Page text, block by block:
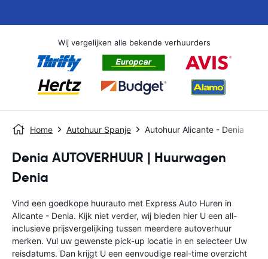
Wij vergelijken alle bekende verhuurders
Home Autohuur Spanje Autohuur Alicante - Denia
Denia AUTOVERHUUR | Huurwagen
Denia
Vind een goedkope huurauto met Express Auto Huren in
Alicante - Denia. Kijk niet verder, wij bieden hier U een all-
inclusieve prijsvergelijking tussen meerdere autoverhuur
merken. Vul uw gewenste pick-up locatie in en selecteer Uw
reisdatums. Dan krijgt U een eenvoudige real-time overzicht